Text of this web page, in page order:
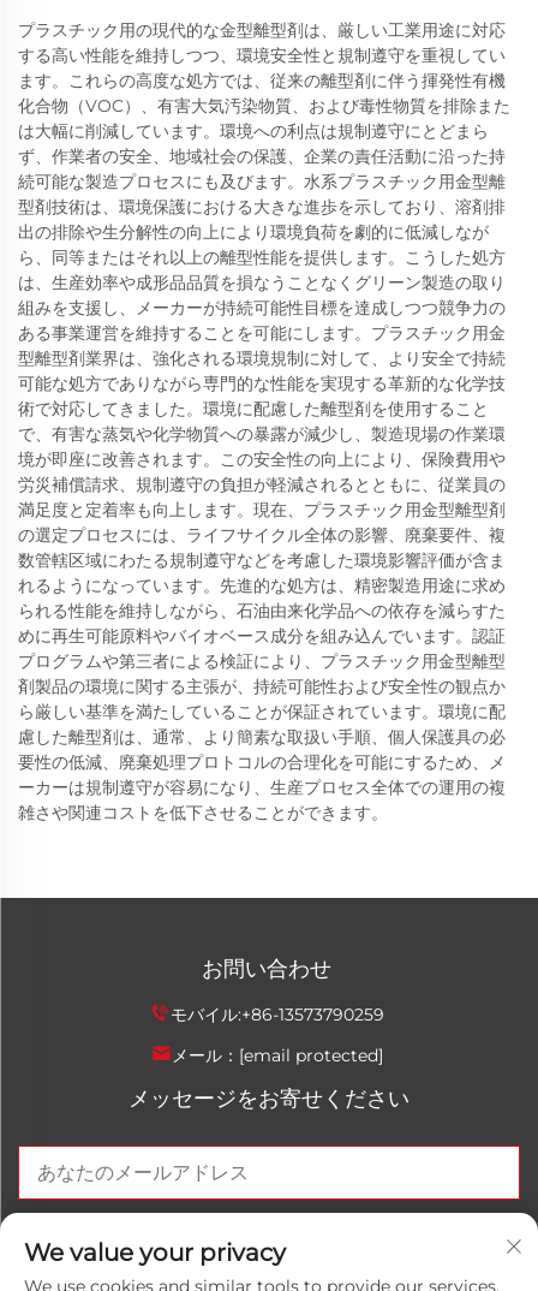
プラスチック用の現代的な金型離型剤は、厳しい工業用途に対応
する高い性能を維持しつつ、環境安全性と規制遵守を重視してい
ます。これらの高度な処方では、従来の離型剤に伴う揮発性有機
化合物（VOC）、有害大気汚染物質、および毒性物質を排除また
は大幅に削減しています。環境への利点は規制遵守にとどまら
ず、作業者の安全、地域社会の保護、企業の責任活動に沿った持
続可能な製造プロセスにも及びます。水系プラスチック用金型離
型剤技術は、環境保護における大きな進歩を示しており、溶剤排
出の排除や生分解性の向上により環境負荷を劇的に低減しなが
ら、同等またはそれ以上の離型性能を提供します。こうした処方
は、生産効率や成形品品質を損なうことなくグリーン製造の取り
組みを支援し、メーカーが持続可能性目標を達成しつつ競争力の
ある事業運営を維持することを可能にします。プラスチック用金
型離型剤業界は、強化される環境規制に対して、より安全で持続
可能な処方でありながら専門的な性能を実現する革新的な化学技
術で対応してきました。環境に配慮した離型剤を使用すること
で、有害な蒸気や化学物質への暴露が減少し、製造現場の作業環
境が即座に改善されます。この安全性の向上により、保険費用や
労災補償請求、規制遵守の負担が軽減されるとともに、従業員の
満足度と定着率も向上します。現在、プラスチック用金型離型剤
の選定プロセスには、ライフサイクル全体の影響、廃棄要件、複
数管轄区域にわたる規制遵守などを考慮した環境影響評価が含ま
れるようになっています。先進的な処方は、精密製造用途に求め
られる性能を維持しながら、石油由来化学品への依存を減らすた
めに再生可能原料やバイオベース成分を組み込んでいます。認証
プログラムや第三者による検証により、プラスチック用金型離型
剤製品の環境に関する主張が、持続可能性および安全性の観点か
ら厳しい基準を満たしていることが保証されています。環境に配
慮した離型剤は、通常、より簡素な取扱い手順、個人保護具の必
要性の低減、廃棄処理プロトコルの合理化を可能にするため、メ
ーカーは規制遵守が容易になり、生産プロセス全体での運用の複
雑さや関連コストを低下させることができます。
お問い合わせ
モバイル:+86-13573790259
メール： [email protected]
メッセージをお寄せください
今すぐ送信
We value your privacy
We use cookies and similar tools to provide our services.